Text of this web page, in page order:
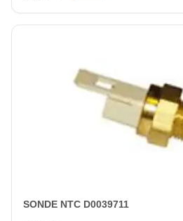
SONDE NTC D0039711